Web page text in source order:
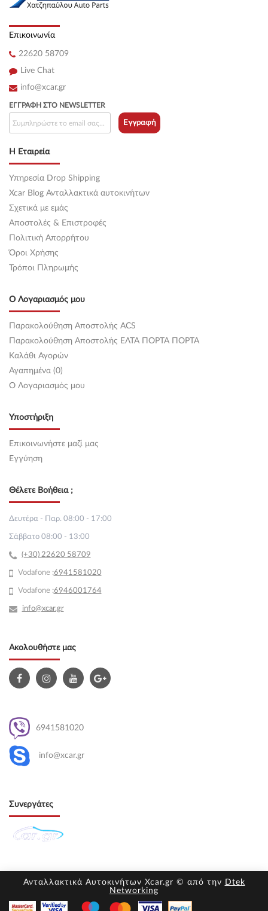
Επικοινωνία
22620 58709
Live Chat
info@xcar.gr
Η Εταιρεία
Υπηρεσία Drop Shipping
Xcar Blog Ανταλλακτικά αυτοκινήτων
Σχετικά με εμάς
Αποστολές & Επιστροφές
Πολιτική Απορρήτου
Όροι Χρήσης
Τρόποι Πληρωμής
Ο Λογαριασμός μου
Παρακολούθηση Αποστολής ACS
Παρακολούθηση Αποστολής ΕΛΤΑ ΠΟΡΤΑ ΠΟΡΤΑ
Καλάθι Αγορών
Αγαπημένα (0)
O Λογαριασμός μου
Υποστήριξη
Επικοινωνήστε μαζί μας
Εγγύηση
ΕΓΓΡΑΦΉ ΣΤΟ NEWSLETTER
Εγγραφή
Θέλετε Βοήθεια ;
Δευτέρα - Παρ. 08:00 - 17:00
Σάββατο 08:00 - 13:00
(+30) 22620 58709
Vodafone :6941581020
Vodafone :6946001764
info@xcar.gr
Ακολουθήστε μας
6941581020
info@xcar.gr
Συνεργάτες
Ανταλλακτικά Αυτοκινήτων Xcar.gr © από την Dtek
Networking